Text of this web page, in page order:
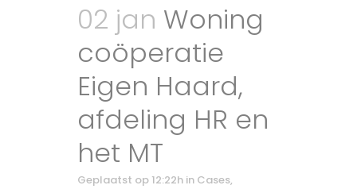
02 jan Woning
coöperatie
Eigen Haard,
afdeling HR en
het MT
Geplaatst op 12:22h in Cases,